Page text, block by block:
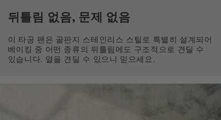
뒤틀림 없음, 문제 없음
이 타공 팬은 골판지 스테인리스 스틸로 특별히 설계되어
베이킹 중 어떤 종류의 뒤틀림에도 구조적으로 견딜 수
있습니다. 열을 견딜 수 있으니 믿으세요.